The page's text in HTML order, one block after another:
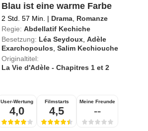
Blau ist eine warme Farbe
2 Std. 57 Min. | Drama Romanze
Regie: Abdellatif Kechiche
Besetzung: Léa Seydoux ,Adèle
Exarchopoulos ,Salim Kechiouche
Originaltitel:
La Vie d'Adèle - Chapitres 1 et 2
User-Wertung
4,0
Filmstarts
4,5
Meine Freunde
--